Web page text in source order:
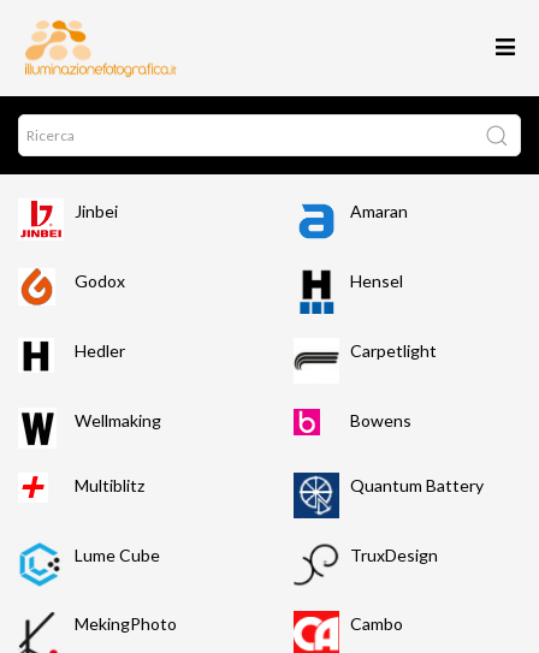
Jinbei Amaran
Godox Hensel
Hedler Carpetlight
Wellmaking Bowens
Multiblitz Quantum Battery
Lume Cube TruxDesign
MekingPhoto Cambo